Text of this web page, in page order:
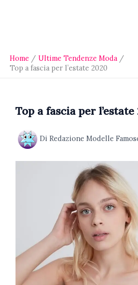
Home
Ultime Tendenze Moda
Top a fascia per l’estate 2020
Top a fascia per l’estate
Di Redazione Modelle